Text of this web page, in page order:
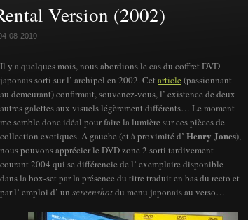
Version (2002)
08-2010
Il y a quelques mois, nous abordions le cas du coffret DVD
japonais sorti sur l’ archipel en 2002. Cet article (passionnant
au demeurant) confirmait, souvenez-vous, l’ existence de deux
autres galettes aux visuels légèrement différents… Le moment
me semble donc idéal pour faire la lumière sur ces pièces de
collection exotiques. A gauche (et à proximité d’ Henry Jones),
nous pouvons apprécier le DVD zone 2 sorti tardivement
courant 2004 qui se différencie de l’ exemplaire disponible
dans la box-set par la présence du titre traduit en bas du recto et
par l’ emploi d’ un screenshotdu menu japonais au verso…